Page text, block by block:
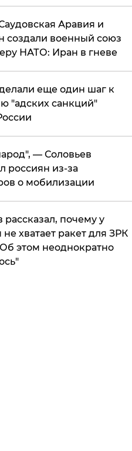
Аравия и
создали военный союз
НАТО: Иран в гневе
еще один шаг к
"адских санкций"
— Соловьев
россиян из-за
о мобилизации
почему у
хватает ракет для ЗРК
этом неоднократно